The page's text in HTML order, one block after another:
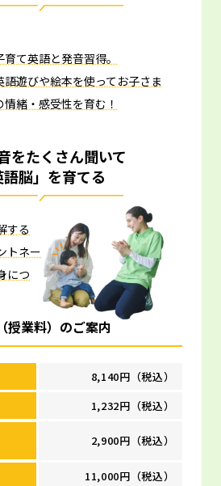
育て英語と発音習得。
語遊びや絵本を使ってお子さま
情緒・感受性を育む！
をたくさん聞いて
語脳」を育てる
する
トネー
につ
授業料）のご案内
8,140円（税込）
1,232円（税込）
2,900円（税込）
11,000円（税込）